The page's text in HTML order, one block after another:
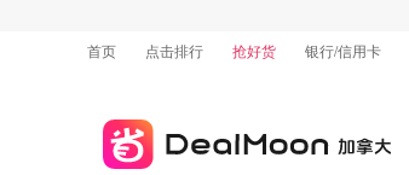
首页
点击排行 抢好货 银行/信用卡